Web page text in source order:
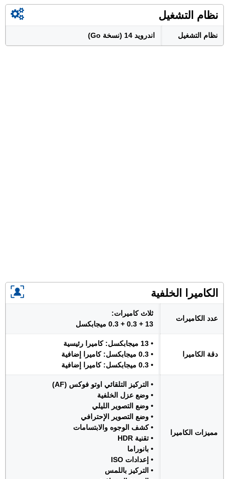
نظام التشغيل
نظام التشغيل اندرويد 14 (نسخة Go)
الكاميرا الخلفية
عدد الكاميرات
ثلاث كاميرات:
13 + 0.3 + 0.3 ميجابكسل
دقة الكاميرا
• 13 ميجابكسل: كاميرا رئيسية
• 0.3 ميجابكسل: كاميرا إضافية
• 0.3 ميجابكسل: كاميرا إضافية
مميزات الكاميرا
• التركيز التلقائي اوتو فوكس (AF)
• وضع عزل الخلفية
• وضع التصوير الليلي
• وضع التصوير الإحترافي
• كشف الوجوه والابتسامات
• تقنية HDR
• بانوراما
• إعدادات ISO
• التركيز باللمس